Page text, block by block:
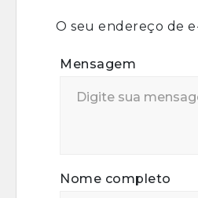
O seu endereço de
Mensagem
Nome completo